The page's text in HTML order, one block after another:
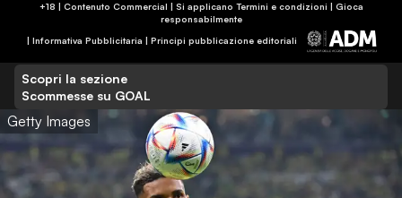
+18 | Contenuto Commercial | Si applicano Termini e condizioni | Gioca
responsabilmente
| Informativa Pubblicitaria | Principi pubblicazione editoriali
Scopri la sezione
Scommesse su GOAL
Getty Images